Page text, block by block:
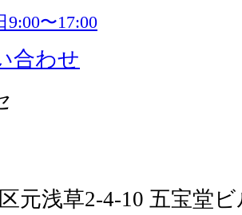
〜17:00
合わせ
元浅草2-4-10 五宝堂ビ